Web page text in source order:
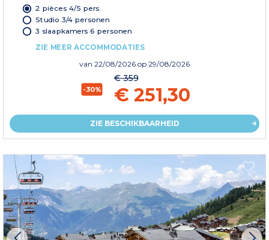
2 pièces 4/5 pers.
Studio 3/4 personen
3 slaapkamers 6 personen
ZIE MEER ACCOMMODATIES
van 22/08/2026 op 29/08/2026
-30%
€ 359
€ 251,30
ZIE BESCHIKBAARHEID